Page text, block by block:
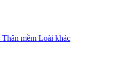
Thân mềm Loài khác